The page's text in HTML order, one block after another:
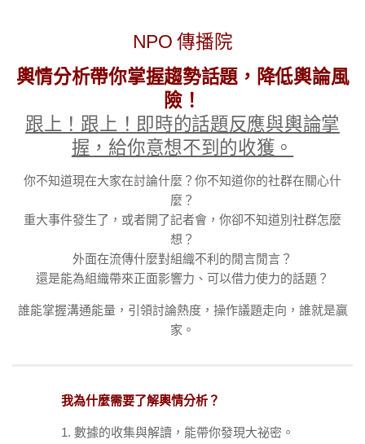
NPO 傳播院
輿情分析帶你掌握趨勢話題，降低輿論風
險！
跟上！跟上！即時的話題反應與輿論掌
握，給你意想不到的收獲。
你不知道現在大家在討論什麼？你不知道你的社群在關心什
麼？
重大事件發生了，或者開了記者會，你卻不知道別社群怎麼
想？
外面在流傳什麼對組織不利的閒言閒言？
還是能為組織帶來正面影響力、可以借力使力的話題？
誰能掌握溝通能量，引領討論熱度，操作議題走向，誰就是贏
家。
我為什麼需要了解輿情分析？
1. 數據的收集與解讀，能帶你發現大祕密。